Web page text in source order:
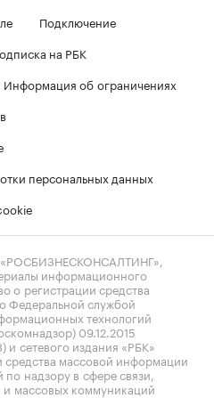
Подключение
на РБК
Информация об ограничениях
персональных данных
информационного
о регистрации средства
Федеральной службой
технологий
09.12.2015
сетевого издания «РБК»
средства массовой информации
надзору в сфере связи,
массовых коммуникаций